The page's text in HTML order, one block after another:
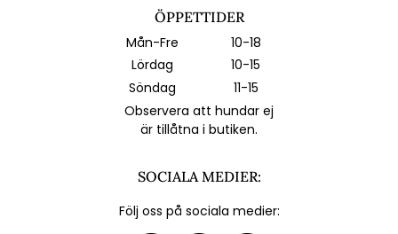
ÖPPETTIDER
Mån-Fre
10-18
Lördag
10-15
Söndag
11-15
Observera att hundar ej
är tillåtna i butiken.
SOCIALA MEDIER:
Följ oss på sociala medier: